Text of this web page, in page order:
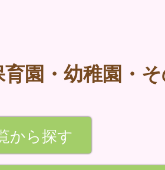
園・幼稚園・
から探す